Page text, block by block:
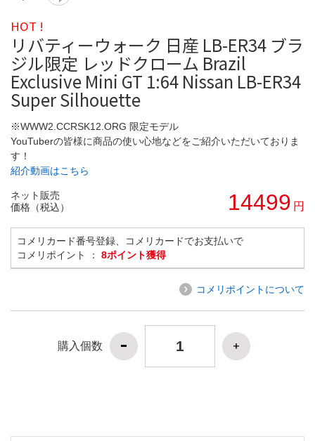
HOT !
リバティーウォーク 日産 LB-ER34 ブラ
ジル限定 レッドクローム Brazil
Exclusive Mini GT 1:64 Nissan LB-ER34
Super Silhouette
※WWW2.CCRSK12.ORG 限定モデル
YouTuberの皆様に商品の使い心地などをご紹介いただいておりま
す！
紹介動画はこちら
ネット販売
価格（税込）
14499 円
コメリカード番号登録、コメリカードでお支払いで
コメリポイント ： 8ポイント獲得
コメリポイントについて
購入個数